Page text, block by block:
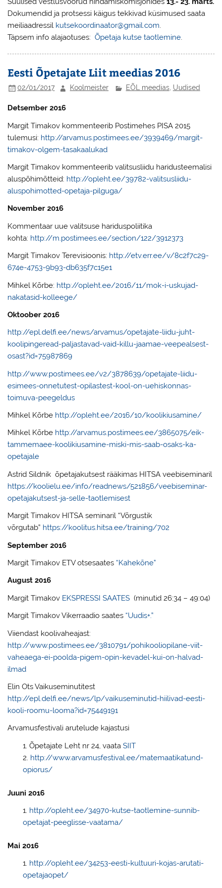
Dokumendid ja protsessi käigus tekkivad küsimused saata
meiliaadressil kutsekoordinaator@gmail.com.
Täpsem info alajaotuses:Õpetaja kutse taotlemine.
Eesti Õpetajate Liit meedias 2016
02/01/2017 Koolmeister EÕL meedias, Uudised
Detsember 2016
Margit Timakov kommenteerib Postimehes PISA 2015
tulemusi: http://arvamus.postimees.ee/3939469/margit-
timakov-olgem-tasakaalukad
Margit Timakov kommenteerib valitsusliidu haridusteemalisi
aluspõhimõtteid: http://opleht.ee/39782-valitsusliidu-
aluspohimotted-opetaja-pilguga/
November 2016
Kommentaar uue valitsuse hariduspoliitika
kohta: http://m.postimees.ee/section/122/3912373
Margit Timakov Terevisioonis: http://etv.err.ee/v/8c2f7c29-
674e-4753-9b93-db635f7c15e1
Mihkel Kõrbe: http://opleht.ee/2016/11/mok-i-uskujad-
nakatasid-kolleege/
Oktoober 2016
http://epl.delfi.ee/news/arvamus/opetajate-liidu-juht-
koolipingeread-paljastavad-vaid-killu-jaamae-veepealsest-
osast?id=75987869
http://www.postimees.ee/v2/3878639/opetajate-liidu-
esimees-onnetutest-opilastest-kool-on-uehiskonnas-
toimuva-peegeldus
Mihkel Kõrbe http://opleht.ee/2016/10/koolikiusamine/
Mihkel Kõrbe http://arvamus.postimees.ee/3865075/eik-
tammemaee-koolikiusamine-miski-mis-saab-osaks-ka-
opetajale
Astrid Sildnik õpetajakutsest rääkimas HITSA veebiseminaril
https://koolielu.ee/info/readnews/521856/veebiseminar-
opetajakutsest-ja-selle-taotlemisest
Margit Timakov HITSA seminaril “Võrgustik
võrgutab” https://koolitus.hitsa.ee/training/702
September 2016
Margit Timakov ETV otsesaates “Kahekõne”
August 2016
Margit Timakov EKSPRESSI SAATES (minutid 26:34 – 49:04)
Margit Timakov Vikerraadio saates “Uudis+.”
Viiendast koolivaheajast:
http://www.postimees.ee/3810791/pohikooliopilane-viit-
vaheaega-ei-poolda-pigem-opin-kevadel-kui-on-halvad-
ilmad
Elin Ots Vaikuseminutitest
http://epl.delfi.ee/news/lp/vaikuseminutid-hiilivad-eesti-
kooli-roomu-looma?id=75449191
Arvamusfestivali arutelude kajastusi
Õpetajate Leht nr 24, vaata SIIT
http://www.arvamusfestival.ee/matemaatikatund-
opiorus/
Juuni 2016
http://opleht.ee/34970-kutse-taotlemine-sunnib-
opetajat-peeglisse-vaatama/
Mai 2016
http://opleht.ee/34253-eesti-kultuuri-kojas-arutati-
opetajaopet/